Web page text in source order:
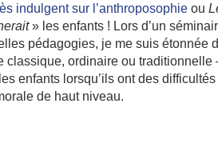
indulgent sur l’anthroposophie ou
» les enfants ! Lors d’un
pédagogies, je me suis étonnée
classique, ordinaire ou traditionnelle
enfants lorsqu’ils ont des
de haut niveau.